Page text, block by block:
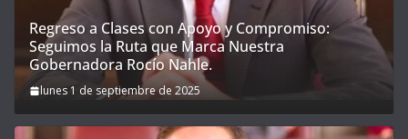
Regreso a Clases con Apoyo y Compromiso:
Seguimos la Ruta que Marca Nuestra
Gobernadora Rocío Nahle.
lunes 1 de septiembre de 2025